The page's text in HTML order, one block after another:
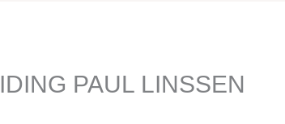
PAUL LINSSEN